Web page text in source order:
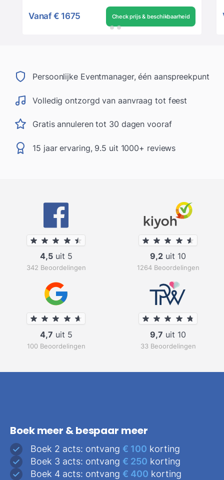
Vanaf € 1675 Check prijs & beschikbaarheid
Persoonlijke Eventmanager, één aanspreekpunt
Volledig ontzorgd van aanvraag tot feest
Gratis annuleren tot 30 dagen vooraf
15 jaar ervaring, 9.5 uit 1000+ reviews
4,5uit 5
342 Beoordelingen
9,2 uit 10
1264 Beoordelingen
4,7 uit 5
100 Beoordelingen
9,7 uit 10
33 Beoordelingen
Boek meer & bespaar meer
Boek 2 acts: ontvang € 100 korting
Boek 3 acts: ontvang € 250 korting
Boek 4 acts: ontvang € 400 korting